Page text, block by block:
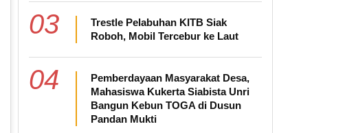
03
Trestle Pelabuhan KITB Siak
Roboh, Mobil Tercebur ke Laut
04
Pemberdayaan Masyarakat Desa,
Mahasiswa Kukerta Siabista Unri
Bangun Kebun TOGA di Dusun
Pandan Mukti